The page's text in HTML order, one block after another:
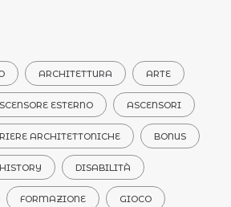
ARCHITETTURA ARTE
ESTERNO ASCENSORI
ARCHITETTONICHE BONUS
DISABILITÀ
FORMAZIONE GIOCO